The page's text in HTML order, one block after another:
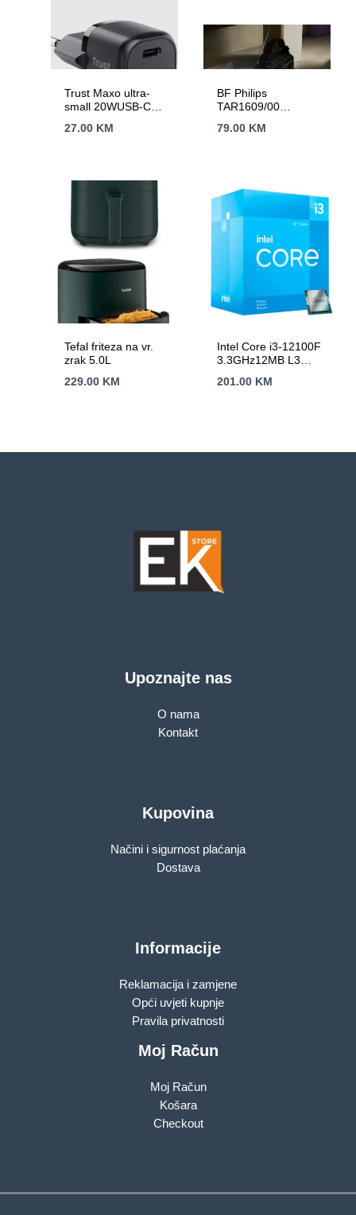
Trust Maxo ultra-
small 20WUSB-C
itablete
27.00 KM
BF Philips
TAR1609/00
svjetiljkom;
79.00 KM
Tefal friteza na vr.
zrak 5.0L
229.00 KM
Intel Core i3-12100F
3.3GHz12MB L3
Lake,bez grafike
201.00 KM
Upoznajte nas
O nama
Kontakt
Kupovina
Načini i sigurnost plaćanja
Dostava
Informacije
Reklamacija i zamjene
Opći uvjeti kupnje
Pravila privatnosti
Moj Račun
Moj Račun
Košara
Checkout